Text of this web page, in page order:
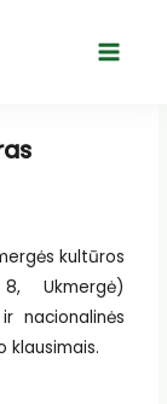
Main
kultūros
Ukmergė)
nacionalinės
klausimais.